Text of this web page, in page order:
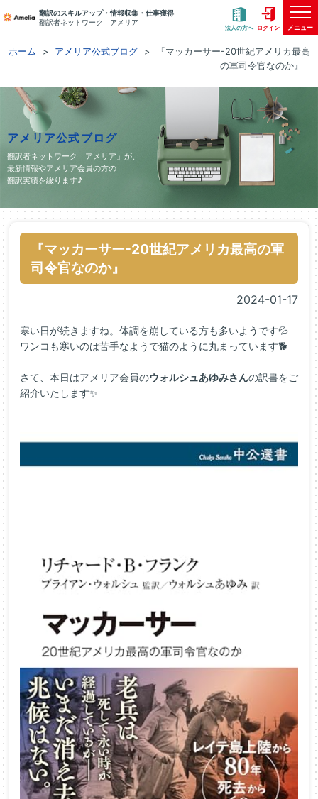
翻訳のスキルアップ・情報収集・仕事獲得
翻訳者ネットワーク アメリア
法人の方へ ログイン メニュー
ホーム アメリア公式ブログ
『マッカーサー-20世紀アメリカ最高
の軍司令官なのか』
アメリア公式ブログ
翻訳者ネットワーク「アメリア」が、
最新情報やアメリア会員の方の
翻訳実績を綴ります♪
『マッカーサー-20世紀アメリカ最高の軍
司令官なのか』
2024-01-17
寒い日が続きますね。体調を崩している方も多いようです💦
ワンコも寒いのは苦手なようで猫のように丸まっています🐕
さて、本日はアメリア会員のウォルシュあゆみさんの訳書をご
紹介いたします✨